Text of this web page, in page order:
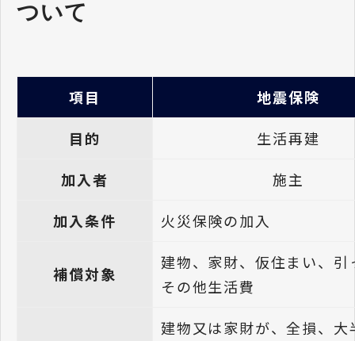
ついて
項目
地震保険
目的
生活再建
加入者
施主
加入条件
火災保険の加入
補償対象
建物、家財、仮住まい、引
その他生活費
建物又は家財が、全損、大